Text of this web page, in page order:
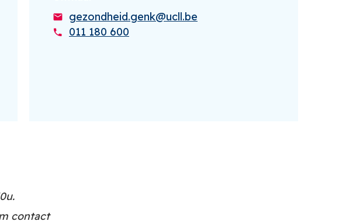
gezondheid.genk@ucll.be
011 180 600
contact